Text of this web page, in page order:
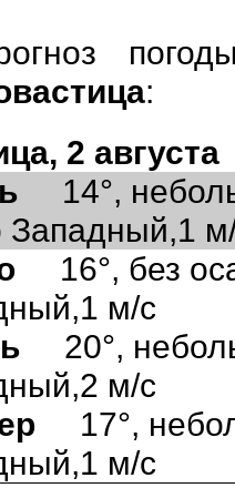
:
2 августа
14°,
Западный,1
16°, без
м/с
20°,
м/с
17°,
м/с